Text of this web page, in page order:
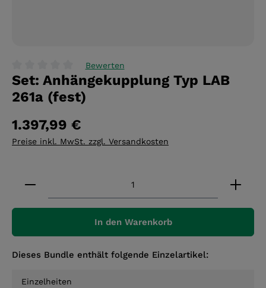
Durchschnittliche Bewertung von 0 von 5 Sternen
Bewerten
Set: Anhängekupplung Typ LAB
261a (fest)
1.397,99 €
Preise inkl. MwSt. zzgl. Versandkosten
Produkt Anzahl: Gib den gewünschten Wert
In den Warenkorb
Dieses Bundle enthält folgende Einzelartikel:
Einzelheiten